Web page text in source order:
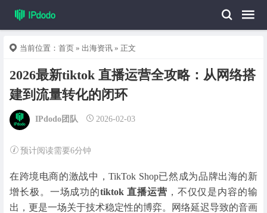
当前位置： 首页 » 出海资讯 » 正文
2026最新tiktok 直播运营全攻略：从网络搭
建到流量转化的闭环
IPdodo团队 2026-02-03
预计阅读需要6分钟
在跨境电商的激战中，TikTok Shop已然成为品牌出海的新
增长极。一场成功的tiktok 直播运营 ，不仅仅是内容的输
出，更是一场关于技术稳定性的博弈。网络延迟导致的音画